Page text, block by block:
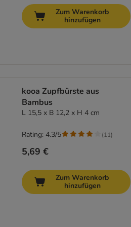
Zum Warenkorb
hinzufügen
kooa Zupfbürste aus
Bambus
L 15,5 x B 12,2 x H 4 cm
5,69 €
Rating: 4.3/5 (11)
Zum Warenkorb
hinzufügen